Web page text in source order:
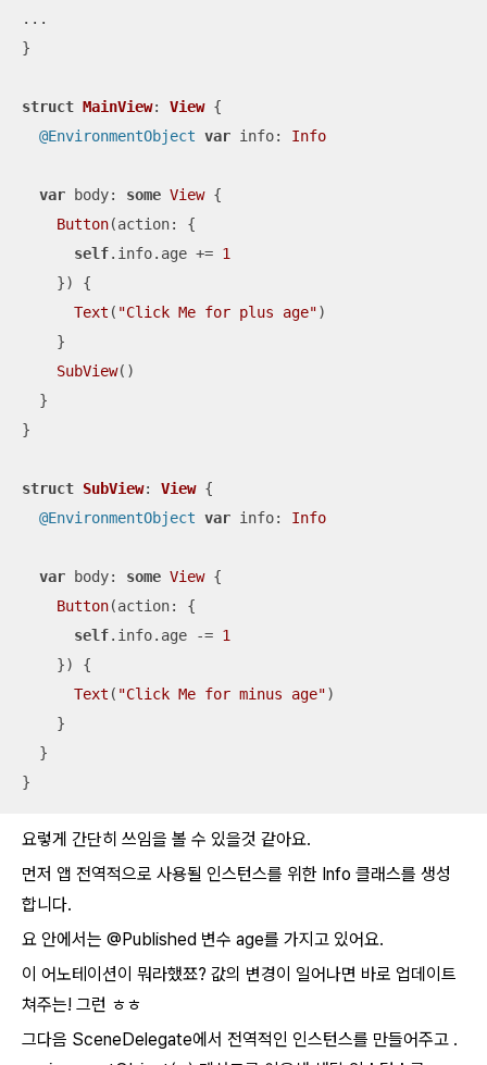
...
}
struct MainView: View {
@EnvironmentObject var info: Info
var body: some View {
Button(action: {
self.info.age += 1
    }) {
Text ( "Click Me for plus age")
    }
SubView()
  }
}
struct SubView: View {
@EnvironmentObject var info: Info
var body: some View {
Button(action: {
self.info.age -= 1
    }) {
Text ( "Click Me for minus age")
    }
  }
}
요렇게 간단히 쓰임을 볼 수 있을것 같아요.
먼저 앱 전역적으로 사용될 인스턴스를 위한 Info 클래스를 생성
합니다.
요 안에서는 @Published 변수 age를 가지고 있어요.
이 어노테이션이 뭐라했쬬? 값의 변경이 일어나면 바로 업데이트
쳐주는! 그런 ㅎㅎ
그다음 SceneDelegate에서 전역적인 인스턴스를 만들어주고 .